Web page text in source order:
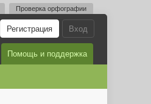
Проверка орфографии
Вход
Регистрация
Помощь и поддержка